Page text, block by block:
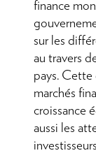
finance
sur les
au travers
pays. Cette
marchés
croissance
aussi les